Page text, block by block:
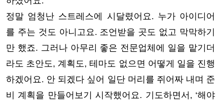
정말 엄청난 스트레스에 시달렸어요. 누가 아이디어
를 주는 것도 아니고요. 조언받을 곳도 없고 막막하기
만 했죠. 그러나 아무리 좋은 전문업체에 일을 맡기더
라도 초안도, 계획도, 테마도 없으면 어떻게 일을 진행
하겠어요. 안 되겠다 싶어 일단 머리를 쥐어짜 내며 준
비 계획을 만들어보기 시작했어요. 기도하면서, ‘해야